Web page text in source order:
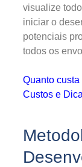
visualize
iniciar o
potenciais
todos os
Quanto
Custos e